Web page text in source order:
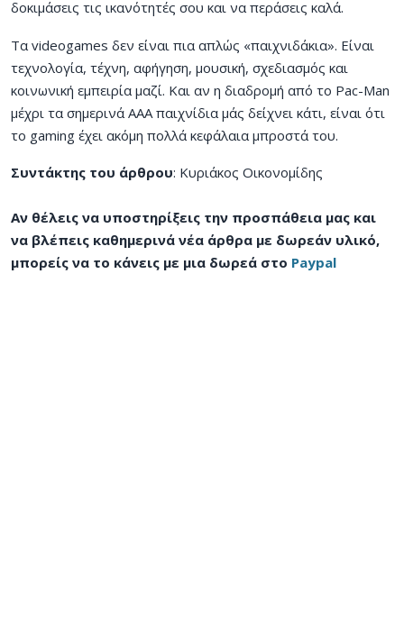
δοκιμάσεις τις ικανότητές σου και να περάσεις καλά.
Τα videogames δεν είναι πια απλώς «παιχνιδάκια». Είναι
τεχνολογία, τέχνη, αφήγηση, μουσική, σχεδιασμός και
κοινωνική εμπειρία μαζί. Και αν η διαδρομή από το Pac-Man
μέχρι τα σημερινά AAA παιχνίδια μάς δείχνει κάτι, είναι ότι
το gaming έχει ακόμη πολλά κεφάλαια μπροστά του.
Συντάκτης του άρθρου: Κυριάκος Οικονομίδης
Αν θέλεις να υποστηρίξεις την προσπάθεια μας και
να βλέπεις καθημερινά νέα άρθρα με δωρεάν υλικό,
μπορείς να το κάνεις με μια δωρεά στο Paypal